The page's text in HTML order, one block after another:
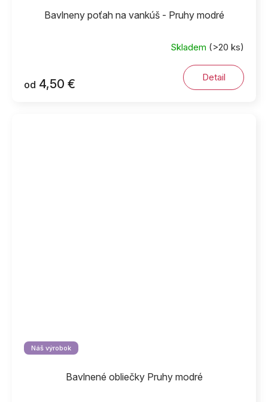
Bavlneny poťah na vankúš - Pruhy modré
Skladem (>20 ks)
od 4,50 € Detail
Náš výrobok
Bavlnené obliečky Pruhy modré